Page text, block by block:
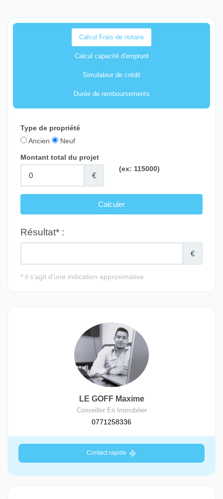
Calcul Frais de notaire
Calcul capacité d'emprunt
Simulateur de crédit
Durée de remboursements
LE GOFF Maxime
Conseiller En Immobilier
0771258336
Contact rapide